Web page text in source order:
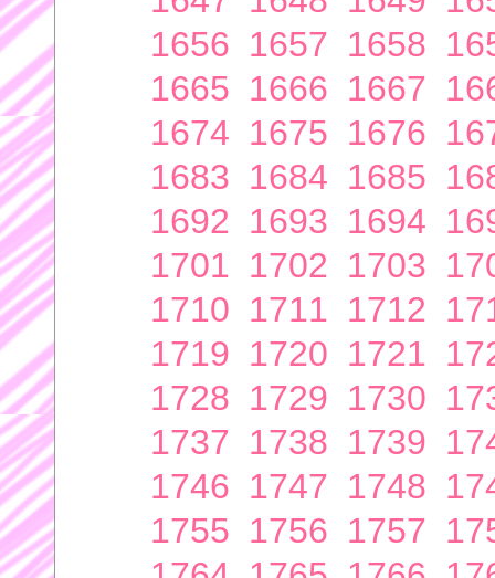
1656 1657 1658
1665 1666 1667
1674 1675 1676
1683 1684 1685
1692 1693 1694
1701 1702 1703
1710 1711 1712
1719 1720 1721
1728 1729 1730
1737 1738 1739
1746 1747 1748
1755 1756 1757